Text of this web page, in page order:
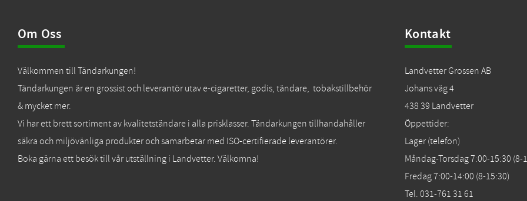
Om Oss
Välkommen till Tändarkungen!
Tändarkungen är en grossist och leverantör utav e-cigaretter, godis, tändare, tobakstillbehör
& mycket mer.
Vi har ett brett sortiment av kvalitetständare i alla prisklasser. Tändarkungen tillhandahåller
säkra och miljövänliga produkter och samarbetar med ISO-certifierade leverantörer.
Boka gärna ett besök till vår utställning i Landvetter. Välkomna!
Kontakt
Landvetter Grossen AB
Johans väg 4
438 39 Landvetter
Öppettider:
Lager (telefon)
Måndag-Torsdag 7:00-15:30 (8-
Fredag 7:00-14:00 (8-15:30)
Tel. 031-761 31 61